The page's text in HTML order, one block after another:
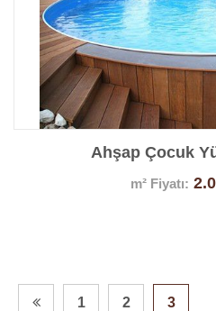
Ahşap Çocuk
m² Fiyatı:
1 2 3